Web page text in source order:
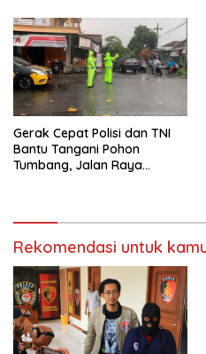
Gerak Cepat Polisi dan TNI
Bantu Tangani Pohon
Tumbang, Jalan Raya
Rekomendasi untuk